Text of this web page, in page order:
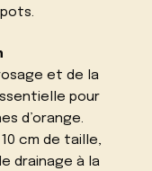
et de la
pour
d’orange.
cm de taille,
drainage à la